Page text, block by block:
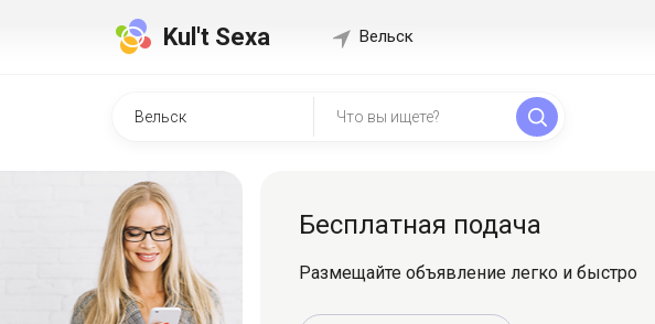
Kul't Sexa Вельск
Быстрая
Регистрируйтесь и начинайте